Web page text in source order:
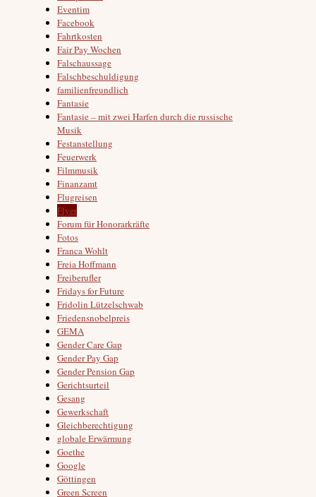
Eventim
Facebook
Fahrtkosten
Fair Pay Wochen
Falschaussage
Falschbeschuldigung
familienfreundlich
Fantasie
Fantasie – mit zwei Harfen durch die russische
Musik
Festanstellung
Feuerwerk
Filmmusik
Finanzamt
Flugreisen
Flyer
Forum für Honorarkräfte
Fotos
Franca Wohlt
Freia Hoffmann
Freiberufler
Fridays for Future
Fridolin Lützelschwab
Friedensnobelpreis
GEMA
Gender Care Gap
Gender Pay Gap
Gender Pension Gap
Gerichtsurteil
Gesang
Gewerkschaft
Gleichberechtigung
globale Erwärmung
Goethe
Google
Göttingen
Green Screen